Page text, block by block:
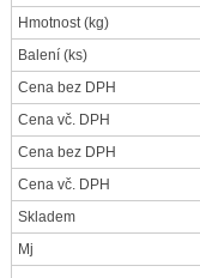
Hmotnost(kg)
Balení (ks)
Cena bez DPH
Cena vč. DPH
Cena bez DPH
Cena vč. DPH
Skladem
Mj